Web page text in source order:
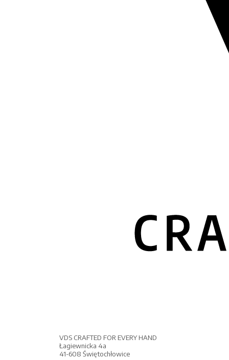
VDS CRAFTED FOR EVERY HAND
Łagiewnicka 4a
41-608 Świętochłowice